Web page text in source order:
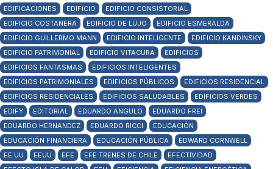
EDIFICACIONES
EDIFICIO
EDIFICIO CONSISTORIAL
EDIFICIO COSTANERA
EDIFICIO DE LUJO
EDIFICIO ESMERALDA
EDIFICIO GUILLERMO MANN
EDIFICIO INTELIGENTE
EDIFICIO KANDINSKY
EDIFICIO PATRIMONIAL
EDIFICIO VITACURA
EDIFICIOS
EDIFICIOS FANTASMAS
EDIFICIOS INTELIGENTES
EDIFICIOS PATRIMONIALES
EDIFICIOS PÚBLICOS
EDIFICIOS RESIDENCIAL
EDIFICIOS RESIDENCIALES
EDIFICIOS SALUDABLES
EDIFICIOS VERDES
EDIFY
EDITORIAL EDUARDO ANGULO
EDUARDO FREI
EDUARDO HERNANDEZ
EDUARDO RICCI
EDUCACIÓN
EDUCACIÓN FINANCIERA
EDUCACIÓN PÚBLICA
EDWARD CORNWELL
EE.UU
EEUU EFE EFE TRENES DE CHILE
EFECTIVIDAD